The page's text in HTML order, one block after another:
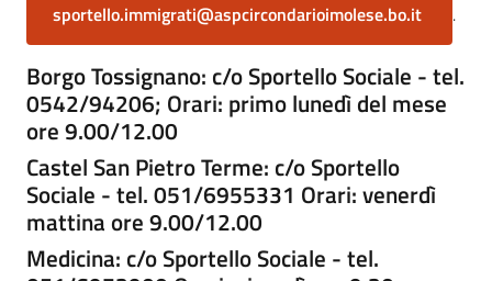
Tutti
gli
argomenti
sportello.immigrati@aspcircondarioimolese.bo.it
.
Borgo Tossignano: c/o Sportello Sociale - tel.
0542/94206; Orari: primo lunedì del mese
ore 9.00/12.00
Castel San Pietro Terme: c/o Sportello
Sociale - tel. 051/6955331 Orari: venerdì
mattina ore 9.00/12.00
Medicina: c/o Sportello Sociale - tel.